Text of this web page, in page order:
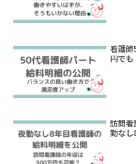
看護
円で
訪問
勤なし